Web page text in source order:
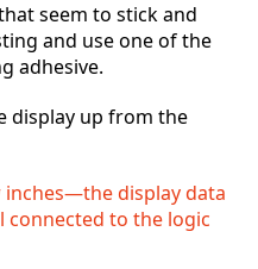
seem to stick and
and use one of the
adhesive.
display up from the
inches—the display data
connected to the logic